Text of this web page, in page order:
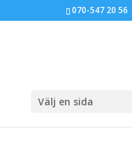
070-547 20 56
Välj en sida